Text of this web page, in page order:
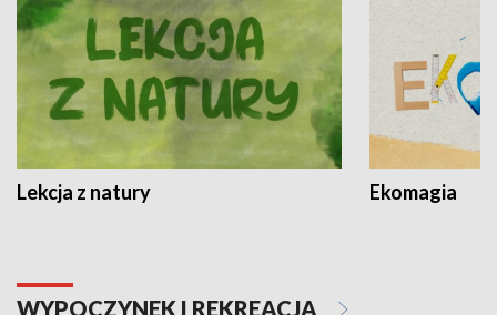
Lekcja z natury Ekomagia
WYPOCZYNEK I REKREACJA